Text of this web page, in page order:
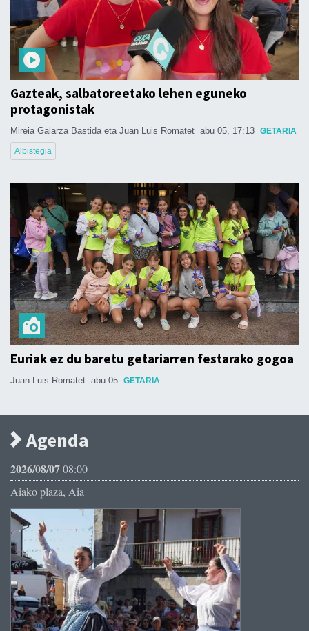
Gazteak, salbatoreetako lehen eguneko
protagonistak
Mireia Galarza Bastida eta Juan Luis Romatet abu 05, 17:13 GETARIA
Albistegia
Euriak ez du baretu getariarren festarako gogoa
Juan Luis Romatet abu 05 GETARIA
Agenda
2026/08/0708:00
Aiako plaza, Aia